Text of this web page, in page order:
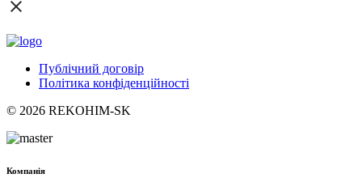
Публічний договір
Політика конфіденційності
© 2026 REKOHIM-SK
Компанія